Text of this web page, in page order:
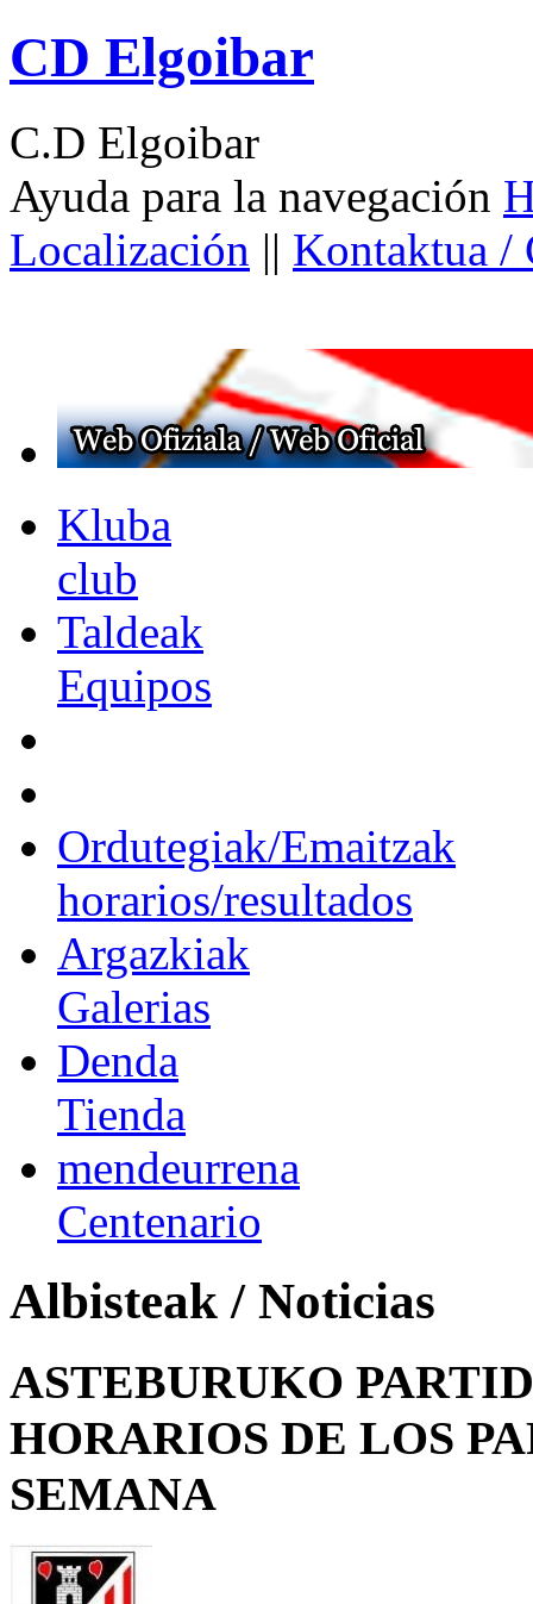
CD Elgoibar
C.D Elgoibar
Ayuda para la navegación
Localización || Kontaktua /
Kluba
club
Taldeak
Equipos
Ordutegiak/Emaitzak
horarios/resultados
Argazkiak
Galerias
Denda
Tienda
mendeurrena
Centenario
Albisteak / Noticias
ASTEBURUKO
HORARIOS DE LOS
SEMANA